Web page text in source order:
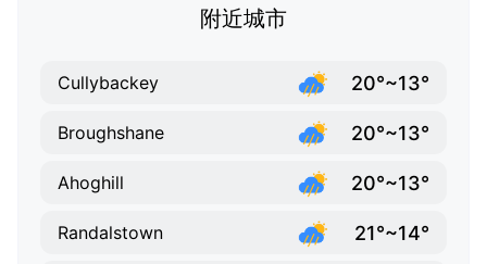
附近城市
Cullybackey 20°~13°
Broughshane 20°~13°
Ahoghill 20°~13°
Randalstown 21°~14°